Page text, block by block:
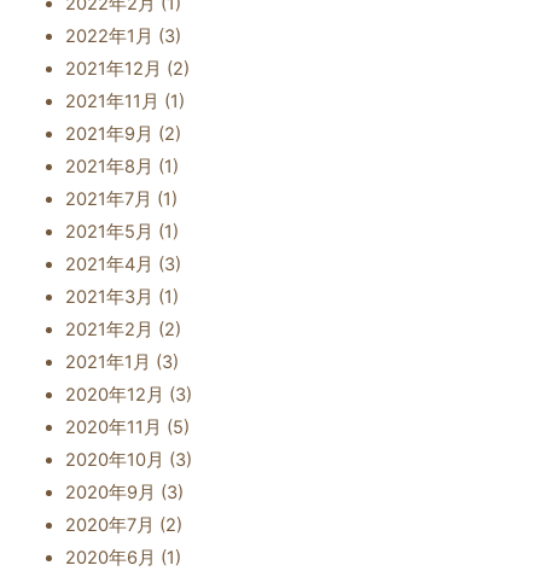
2022年1月 (3)
2021年12月 (2)
2021年11月 (1)
2021年9月 (2)
2021年8月 (1)
2021年7月 (1)
2021年5月 (1)
2021年4月 (3)
2021年3月 (1)
2021年2月 (2)
2021年1月 (3)
2020年12月 (3)
2020年11月 (5)
2020年10月 (3)
2020年9月 (3)
2020年7月 (2)
2020年6月 (1)